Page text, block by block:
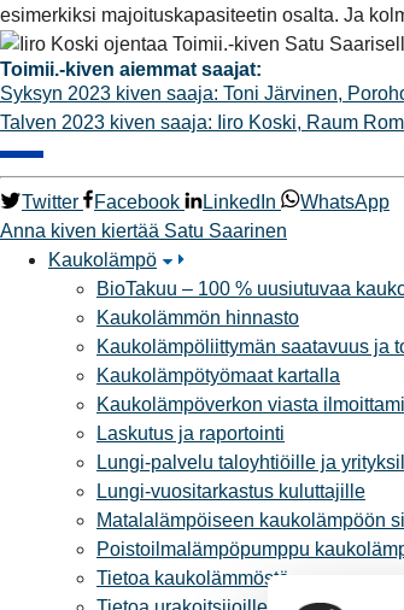
esimerkiksi majoituskapasiteetin osalta. Ja
Toimii.-kiven aiemmat saajat:
Syksyn 2023 kiven saaja: Toni Järvinen,
Talven 2023 kiven saaja: Iiro Koski, Raum
Twitter Facebook LinkedIn
WhatsApp
Anna kiven kiertää Satu Saarinen
Kaukolämpö
BioTakuu – 100 % uusiutuvaa
Kaukolämmön hinnasto
Kaukolämpöliittymän saatavuus ja
Kaukolämpötyömaat kartalla
Kaukolämpöverkon viasta
Laskutus ja raportointi
Lungi-palvelu taloyhtiöille ja
Lungi-vuositarkastus kuluttajille
Matalalämpöiseen kaukolämpöön
Poistoilmalämpöpumppu
Tietoa kaukolämmöstä